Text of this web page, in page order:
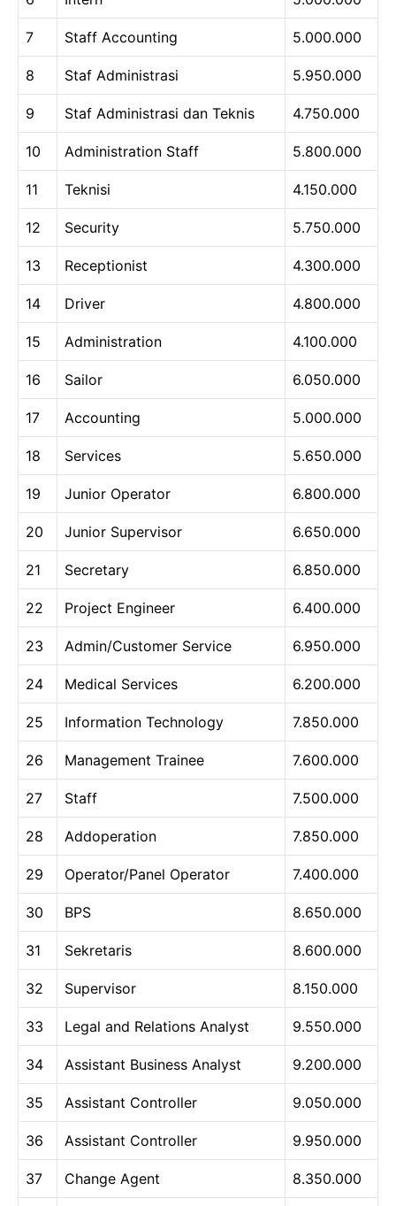
7 Staff Accounting 5.000.000
8 Staf Administrasi 5.950.000
9 Staf Administrasi dan Teknis 4.750.000
10 Administration Staff 5.800.000
11 Teknisi 4.150.000
12 Security 5.750.000
13 Receptionist 4.300.000
14 Driver 4.800.000
15 Administration 4.100.000
16 Sailor 6.050.000
17 Accounting 5.000.000
18 Services 5.650.000
19 Junior Operator 6.800.000
20 Junior Supervisor 6.650.000
21 Secretary 6.850.000
22 Project Engineer 6.400.000
23 Admin/Customer Service 6.950.000
24 Medical Services 6.200.000
25 Information Technology 7.850.000
26 Management Trainee 7.600.000
27 Staff 7.500.000
28 Addoperation 7.850.000
29 Operator/Panel Operator 7.400.000
30 BPS 8.650.000
31 Sekretaris 8.600.000
32 Supervisor 8.150.000
33 Legal and Relations Analyst 9.550.000
34 Assistant Business Analyst 9.200.000
35 Assistant Controller 9.050.000
36 Assistant Controller 9.950.000
37 Change Agent 8.350.000